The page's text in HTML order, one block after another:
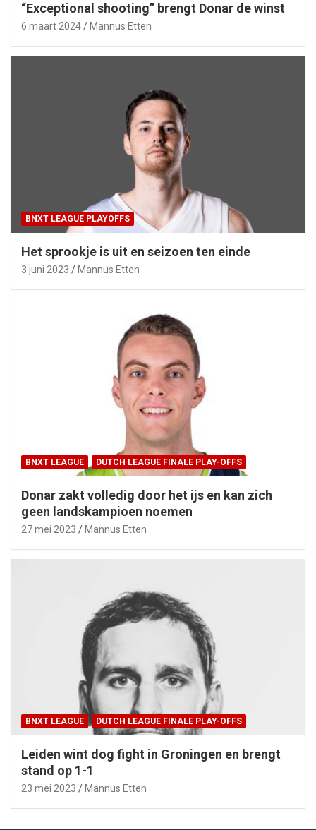
“Exceptional shooting” brengt Donar de winst
6 maart 2024 Mannus Etten
BNXT LEAGUE PLAYOFFS
Het sprookje is uit en seizoen ten einde
3 juni 2023 Mannus Etten
BNXT LEAGUE DUTCH LEAGUE FINALE PLAY-OFFS
Donar zakt volledig door het ijs en kan zich
geen landskampioen noemen
27 mei 2023 Mannus Etten
BNXT LEAGUE DUTCH LEAGUE FINALE PLAY-OFFS
Leiden wint dog fight in Groningen en brengt
stand op 1-1
23 mei 2023 Mannus Etten